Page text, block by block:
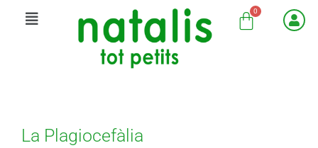
La Plagiocefàlia